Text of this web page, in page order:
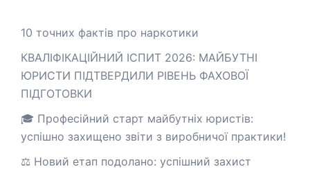
10 точних фактів про наркотики
КВАЛІФІКАЦІЙНИЙ ІСПИТ 2026: МАЙБУТНІ
ЮРИСТИ ПІДТВЕРДИЛИ РІВЕНЬ ФАХОВОЇ
ПІДГОТОВКИ
🎓 Професійний старт майбутніх юристів:
успішно захищено звіти з виробничої практики!
⚖️ Новий етап подолано: успішний захист